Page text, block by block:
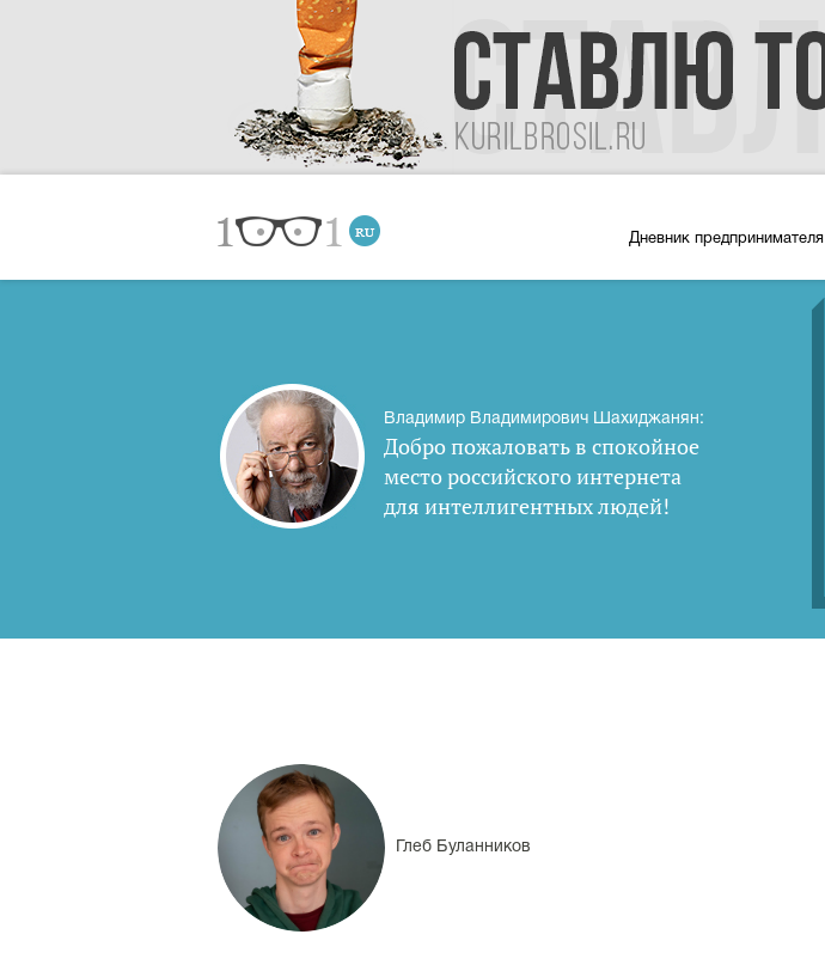
Дневник предпринимателя
Владимир Владимирович Шахиджанян:
Добро пожаловать в спокойное
место российского интернета
для интеллигентных людей!
Глеб Буланников